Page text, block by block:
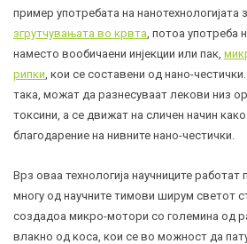
пример употребата на
згрутчувањата во крвта , потоа употреба
наместо вообичаени инјекции или пак,
рипки , кои се составени од нано-
така, можат да разнесуваат лекови низ
токсини, а се движат на сличен начин како
благодарение на нивните нано-честички.
Врз оваа технологија научниците работат
многу од научните тимови ширум светот
создадоа микро-мотори со големина од
влакно од коса, кои се во можност да